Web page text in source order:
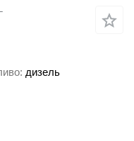
дизель